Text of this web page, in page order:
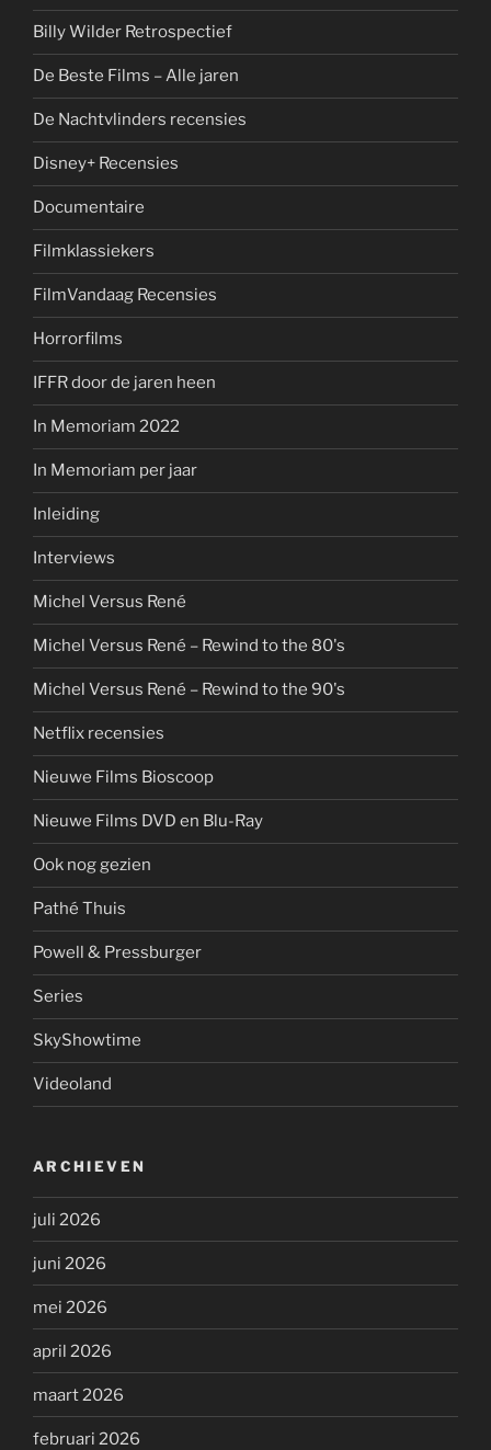
Billy Wilder Retrospectief
De Beste Films – Alle jaren
De Nachtvlinders recensies
Disney+ Recensies
Documentaire
Filmklassiekers
FilmVandaag Recensies
Horrorfilms
IFFR door de jaren heen
In Memoriam 2022
In Memoriam per jaar
Inleiding
Interviews
Michel Versus René
Michel Versus René – Rewind to the 80's
Michel Versus René – Rewind to the 90's
Netflix recensies
Nieuwe Films Bioscoop
Nieuwe Films DVD en Blu-Ray
Ook nog gezien
Pathé Thuis
Powell & Pressburger
Series
SkyShowtime
Videoland
ARCHIEVEN
juli 2026
juni 2026
mei 2026
april 2026
maart 2026
februari 2026